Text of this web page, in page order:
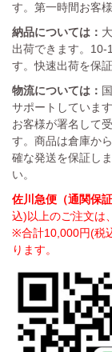
す。第一時間お客
納品については：
出荷できます。10-
す。快速出荷を保証
物流については：
サポートしていま
お客様が署名して
す。商品は倉庫か
確な発送を保証し
い。
佐川急便（通関保証
込)以上のご注文は
※合計10,000円(税
ります。